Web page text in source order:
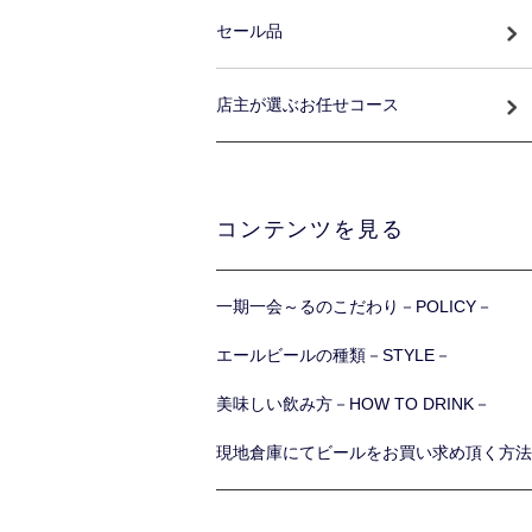
セール品
店主が選ぶお任せコース
コンテンツを見る
一期一会～るのこだわり－POLICY－
エールビールの種類－STYLE－
美味しい飲み方－HOW TO DRINK－
現地倉庫にてビールをお買い求め頂く方法